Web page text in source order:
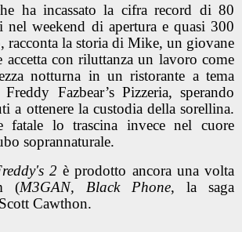
ha incassato la cifra record di 80
weekend di apertura e quasi 300
la storia di Mike, un giovane
accetta con riluttanza un lavoro come
notturna in un ristorante a tema
Fazbear’s Pizzeria, sperando
a ottenere la custodia della sorellina.
fatale lo trascina invece nel cuore
soprannaturale.
2 è prodotto ancora una volta
(M3GAN, Black Phone, la saga
Cawthon.